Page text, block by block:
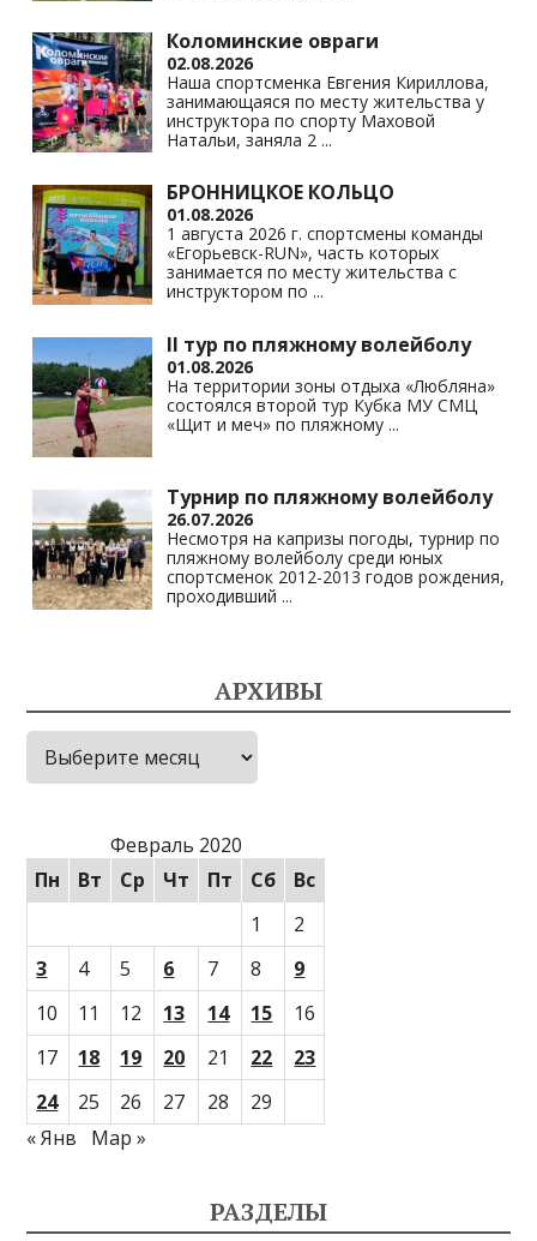
Коломинские овраги
02.08.2026
Наша спортсменка Евгения Кириллова,
занимающаяся по месту жительства у
инструктора по спорту Маховой
Натальи, заняла 2 ...
БРОННИЦКОЕ КОЛЬЦО
01.08.2026
1 августа 2026 г. спортсмены команды
«Егорьевск-RUN», часть которых
занимается по месту жительства с
инструктором по ...
II тур по пляжному волейболу
01.08.2026
На территории зоны отдыха «Любляна»
состоялся второй тур Кубка МУ СМЦ
«Щит и меч» по пляжному ...
Турнир по пляжному волейболу
26.07.2026
Несмотря на капризы погоды, турнир по
пляжному волейболу среди юных
спортсменок 2012-2013 годов рождения,
проходивший ...
АРХИВЫ
Архивы
Февраль 2020
Пн
Вт Ср Чт Пт Сб
Вс
1
2
3
4 5 6 7 8
9
10
11 12 13 14 15
16
17
18 19 20 21 22
23
24
25 26 27 28
29
« Янв
Мар »
РАЗДЕЛЫ